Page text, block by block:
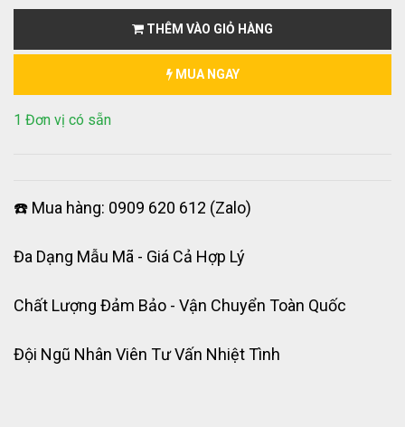
THÊM VÀO GIỎ HÀNG
MUA NGAY
1 Đơn vị có sẵn
☎️ Mua hàng: 0909 620 612 (Zalo)
Đa Dạng Mẫu Mã - Giá Cả Hợp Lý
Chất Lượng Đảm Bảo - Vận Chuyển Toàn Quốc
Đội Ngũ Nhân Viên Tư Vấn Nhiệt Tình